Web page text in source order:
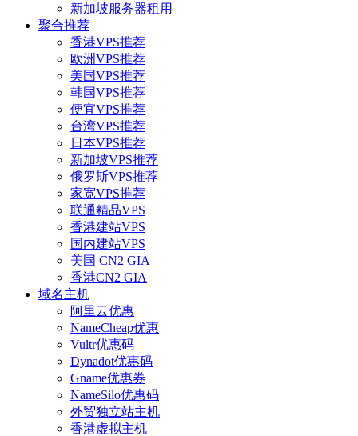
新加坡服务器租用
聚合推荐
香港VPS推荐
欧洲VPS推荐
美国VPS推荐
韩国VPS推荐
便宜VPS推荐
台湾VPS推荐
日本VPS推荐
新加坡VPS推荐
俄罗斯VPS推荐
家宽VPS推荐
联通精品VPS
香港建站VPS
国内建站VPS
美国 CN2 GIA
香港CN2 GIA
域名主机
阿里云优惠
NameCheap优惠
Vultr优惠码
Dynadot优惠码
Gname优惠券
NameSilo优惠码
外贸独立站主机
香港虚拟主机